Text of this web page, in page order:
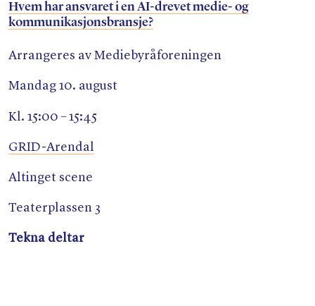
Hvem har ansvaret i en AI-drevet medie- og
kommunikasjonsbransje?
Arrangeres av Mediebyråforeningen
Mandag 10. august
Kl. 15:00 – 15:45
GRID-Arendal
Altinget scene
Teaterplassen 3
Tekna deltar